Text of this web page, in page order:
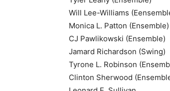
Will Lee-Williams
Monica L. Patton (Ensemble)
CJ Pawlikowski (Ensemble)
Jamard Richardson (Swing)
Tyrone L. Robinson
Clinton Sherwood